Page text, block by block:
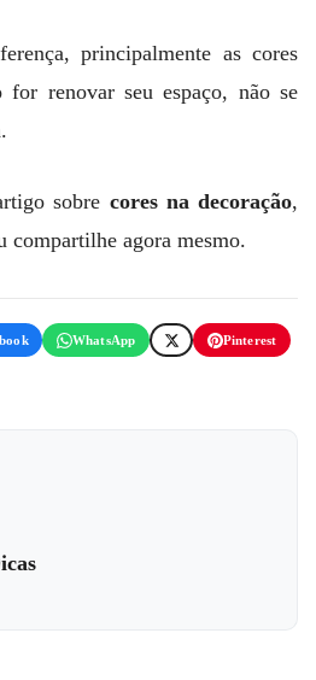
principalmente as cores
for renovar seu espaço, não se
sobre cores na decoração,
compartilhe agora mesmo.
WhatsApp Pinterest